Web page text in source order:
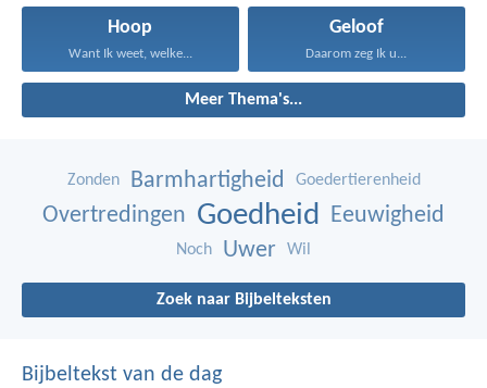
Hoop
Want Ik weet, welke...
Geloof
Daarom zeg Ik u...
Meer Thema's...
Zonden Barmhartigheid Goedertierenheid
Overtredingen Goedheid Eeuwigheid
Noch Uwer Wil
Zoek naar Bijbelteksten
Bijbeltekst van de dag